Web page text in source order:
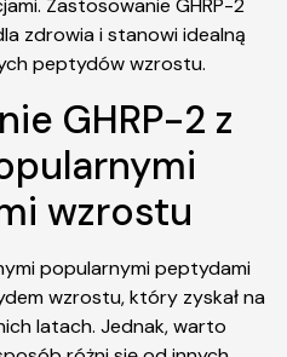
Zastosowanie GHRP-2
zdrowia i stanowi idealną
peptydów wzrostu.
GHRP-2 z
wzrostu
popularnymi peptydami
wzrostu, który zyskał na
latach. Jednak, warto